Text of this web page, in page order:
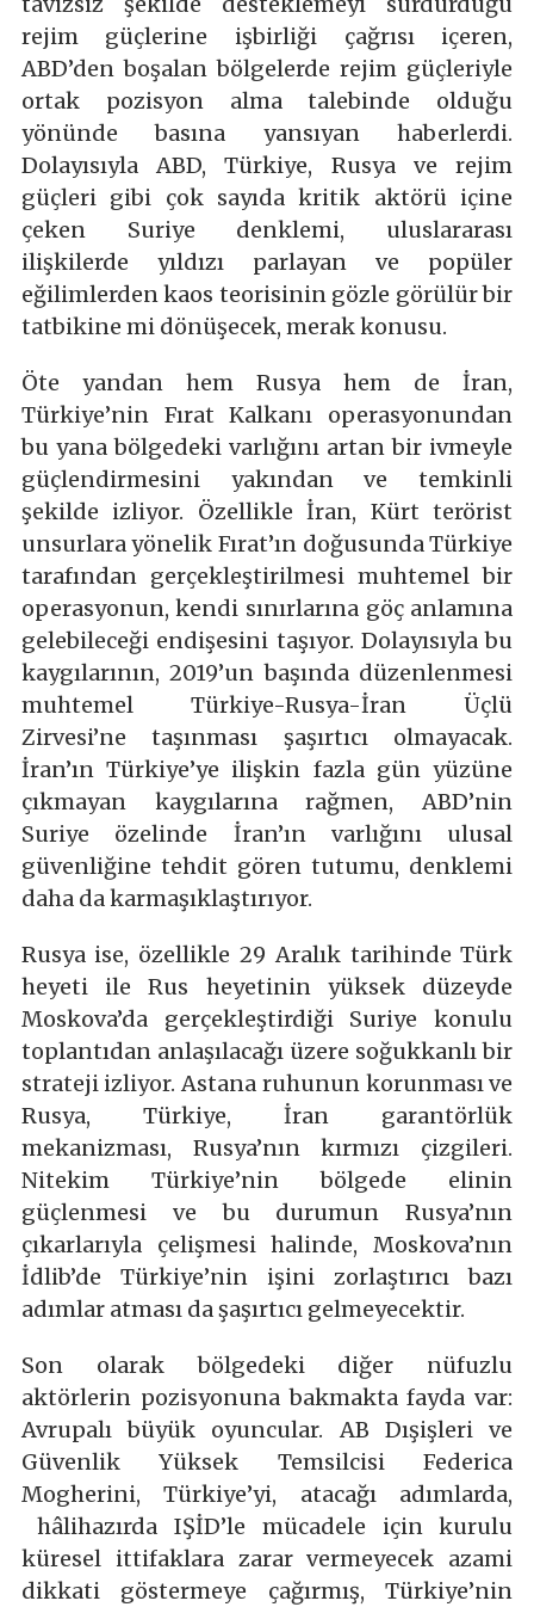
rejim güçlerine işbirliği çağrısı içeren,
ABD’den boşalan bölgelerde rejim güçleriyle
ortak pozisyon alma talebinde olduğu
yönünde basına yansıyan haberlerdi.
Dolayısıyla ABD, Türkiye, Rusya ve rejim
güçleri gibi çok sayıda kritik aktörü içine
çeken Suriye denklemi, uluslararası
ilişkilerde yıldızı parlayan ve popüler
eğilimlerden kaos teorisinin gözle görülür bir
tatbikine mi dönüşecek, merak konusu.
Öte yandan hem Rusya hem de İran,
Türkiye’nin Fırat Kalkanı operasyonundan
bu yana bölgedeki varlığını artan bir ivmeyle
güçlendirmesini yakından ve temkinli
şekilde izliyor. Özellikle İran, Kürt terörist
unsurlara yönelik Fırat’ın doğusunda Türkiye
tarafından gerçekleştirilmesi muhtemel bir
operasyonun, kendi sınırlarına göç anlamına
gelebileceği endişesini taşıyor. Dolayısıyla bu
kaygılarının, 2019’un başında düzenlenmesi
muhtemel Türkiye-Rusya-İran Üçlü
Zirvesi’ne taşınması şaşırtıcı olmayacak.
İran’ın Türkiye’ye ilişkin fazla gün yüzüne
çıkmayan kaygılarına rağmen, ABD’nin
Suriye özelinde İran’ın varlığını ulusal
güvenliğine tehdit gören tutumu, denklemi
daha da karmaşıklaştırıyor.
Rusya ise, özellikle 29 Aralık tarihinde Türk
heyeti ile Rus heyetinin yüksek düzeyde
Moskova’da gerçekleştirdiği Suriye konulu
toplantıdan anlaşılacağı üzere soğukkanlı bir
strateji izliyor. Astana ruhunun korunması ve
Rusya, Türkiye, İran garantörlük
mekanizması, Rusya’nın kırmızı çizgileri.
Nitekim Türkiye’nin bölgede elinin
güçlenmesi ve bu durumun Rusya’nın
çıkarlarıyla çelişmesi halinde, Moskova’nın
İdlib’de Türkiye’nin işini zorlaştırıcı bazı
adımlar atması da şaşırtıcı gelmeyecektir.
Son olarak bölgedeki diğer nüfuzlu
aktörlerin pozisyonuna bakmakta fayda var:
Avrupalı büyük oyuncular. AB Dışişleri ve
Güvenlik Yüksek Temsilcisi Federica
Mogherini, Türkiye’yi, atacağı adımlarda,
hâlihazırda IŞİD’le mücadele için kurulu
küresel ittifaklara zarar vermeyecek azami
dikkati göstermeye çağırmış, Türkiye’nin